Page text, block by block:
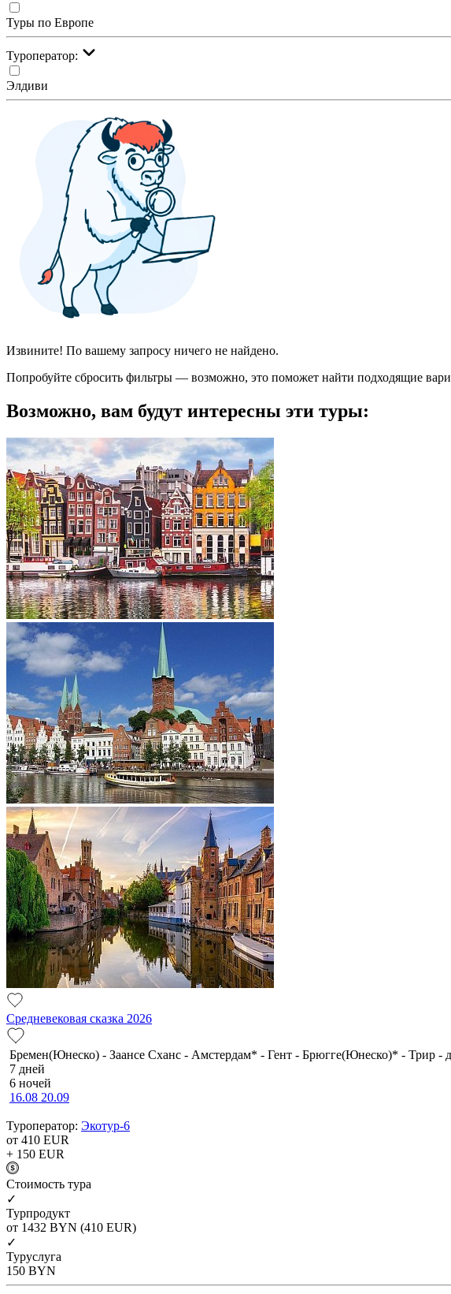
Туры по Европе
Туроператор:
Элдиви
Извините! По вашему запросу ничего не найдено.
Попробуйте сбросить фильтры — возможно, это поможет найти подходящие
Возможно, вам будут интересны эти туры:
Средневековая сказка 2026
Бремен(Юнеско) - Заансе Сханс - Амстердам* - Гент - Брюгге(Юнеско)* - Трир -
7 дней
6 ночей
16.08 20.09
Туроператор: Экотур-6
от 410 EUR
+ 150 EUR
Cтоимость тура
✓
Турпродукт
от 1432 BYN (410 EUR)
✓
Туруслуга
150 BYN